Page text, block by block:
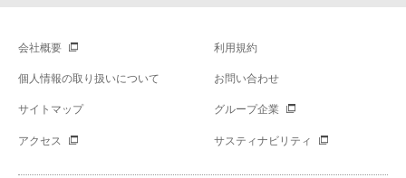
会社概要 利用規約
個人情報の取り扱いについて お問い合わせ
サイトマップ グループ企業
アクセス サスティナビリティ